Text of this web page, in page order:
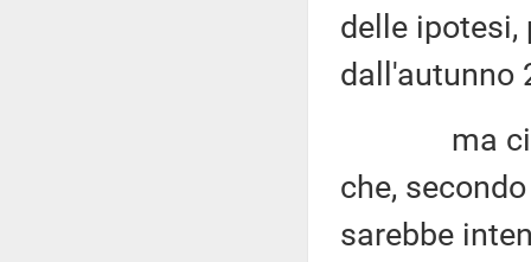
delle ipotesi,
dall'autunno
ma ciò
che,
sarebbe